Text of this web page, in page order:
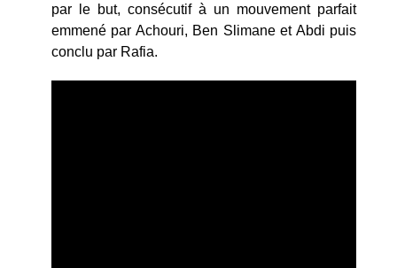
par le but, consécutif à un mouvement parfait
emmené par Achouri, Ben Slimane et Abdi puis
conclu par Rafia.